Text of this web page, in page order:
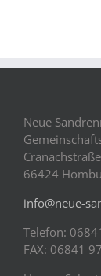
Neue
66424
info@neue-
Telefon:
FAX: 06841